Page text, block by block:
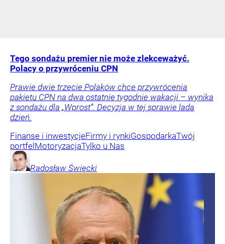
Tego sondażu premier nie może zlekceważyć.
Polacy o przywróceniu CPN
Prawie dwie trzecie Polaków chce przywrócenia
pakietu CPN na dwa ostatnie tygodnie wakacji – wynika
z sondażu dla „Wprost”. Decyzja w tej sprawie lada
dzień.
Finanse i inwestycjeFirmy i rynkiGospodarkaTwój
portfelMotoryzacjaTylko u Nas
Radosław Święcki